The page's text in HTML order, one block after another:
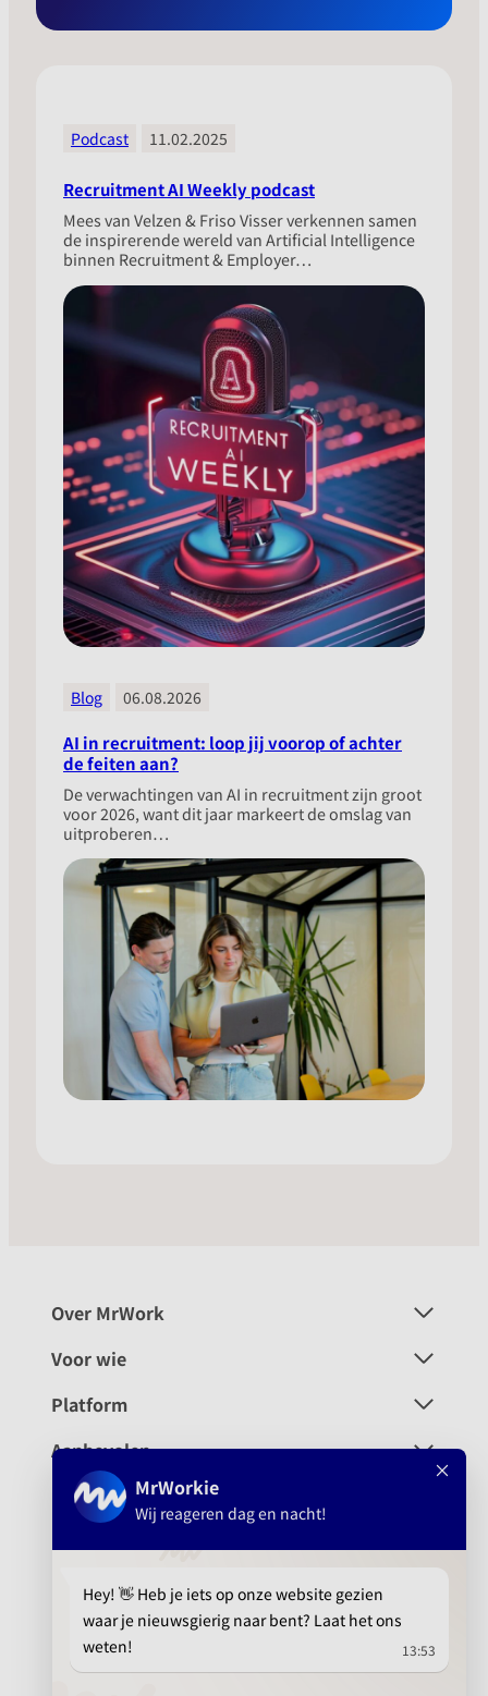
Podcast 11.02.2025
Recruitment AI Weekly podcast
Mees van Velzen & Friso Visser verkennen samen
de inspirerende wereld van Artificial Intelligence
binnen Recruitment & Employer…
Blog 06.08.2026
AI in recruitment: loop jij voorop of achter
de feiten aan?
​De verwachtingen van AI in recruitment zijn groot
voor 2026, want dit jaar markeert de omslag van
uitproberen…
Over MrWork
Voor wie
Platform
Aanbevolen